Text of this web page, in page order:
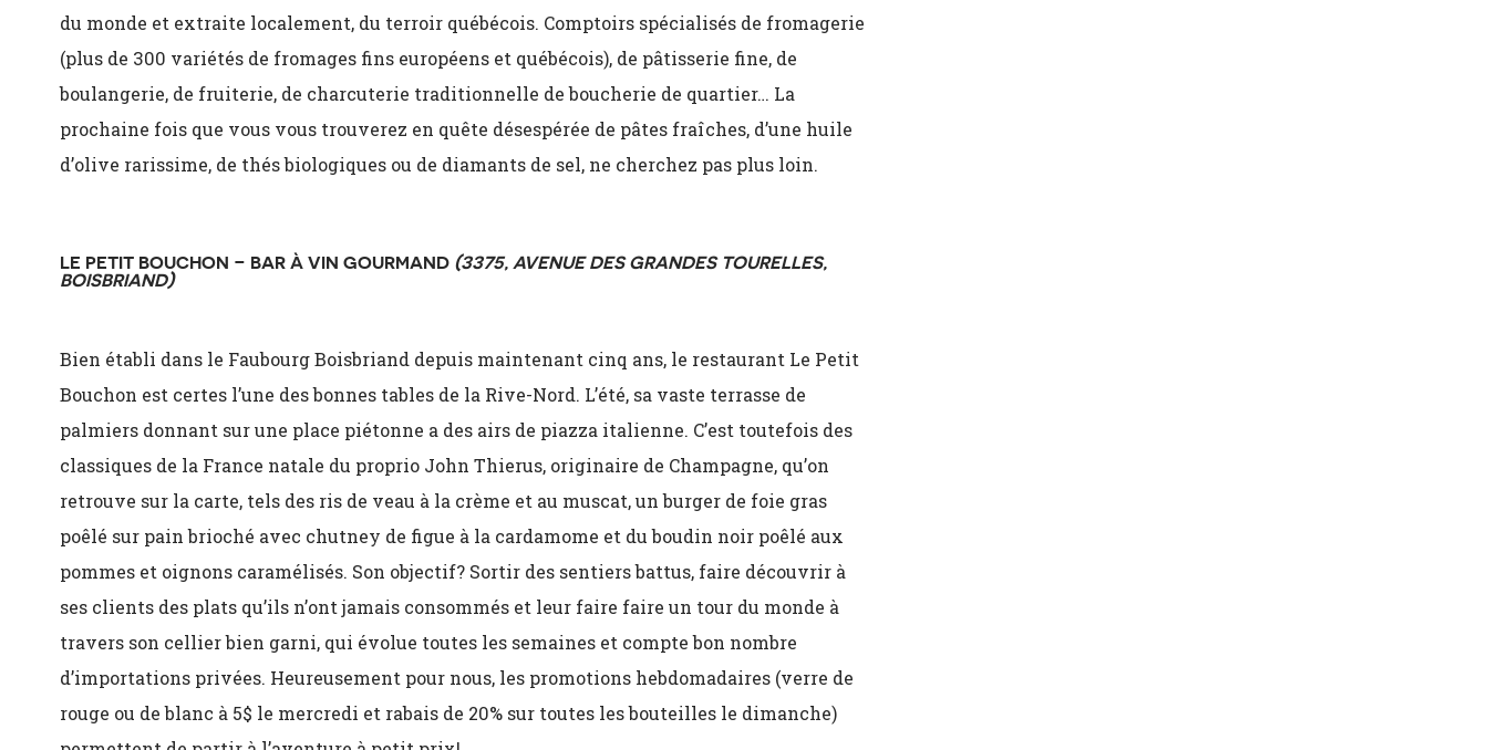
du monde et extraite localement, du terroir québécois. Comptoirs spécialisés de fromagerie
(plus de 300 variétés de fromages fins européens et québécois), de pâtisserie fine, de
boulangerie, de fruiterie, de charcuterie traditionnelle de boucherie de quartier… La
prochaine fois que vous vous trouverez en quête désespérée de pâtes fraîches, d’une huile
d’olive rarissime, de thés biologiques ou de diamants de sel, ne cherchez pas plus loin.
LE PETIT BOUCHON – BAR À VIN GOURMAND (3375, AVENUE DES GRANDES TOURELLES,
BOISBRIAND)
Bien établi dans le Faubourg Boisbriand depuis maintenant cinq ans, le restaurant Le Petit
Bouchon est certes l’une des bonnes tables de la Rive-Nord. L’été, sa vaste terrasse de
palmiers donnant sur une place piétonne a des airs de piazza italienne. C’est toutefois des
classiques de la France natale du proprio John Thierus, originaire de Champagne, qu’on
retrouve sur la carte, tels des ris de veau à la crème et au muscat, un burger de foie gras
poêlé sur pain brioché avec chutney de figue à la cardamome et du boudin noir poêlé aux
pommes et oignons caramélisés. Son objectif? Sortir des sentiers battus, faire découvrir à
ses clients des plats qu’ils n’ont jamais consommés et leur faire faire un tour du monde à
travers son cellier bien garni, qui évolue toutes les semaines et compte bon nombre
d’importations privées. Heureusement pour nous, les promotions hebdomadaires (verre de
rouge ou de blanc à 5$ le mercredi et rabais de 20% sur toutes les bouteilles le dimanche)